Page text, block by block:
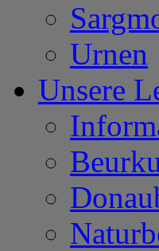
Urnen
Unsere